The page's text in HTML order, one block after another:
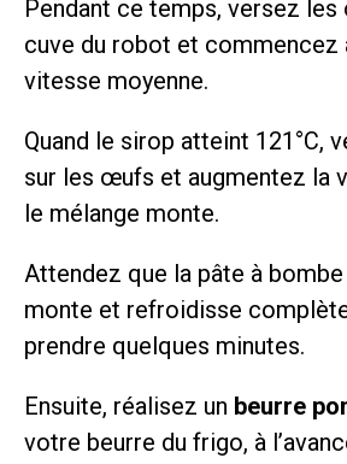
Pendant ce temps, versez
cuve du robot et commencez
vitesse moyenne.
Quand le sirop atteint 121°C,
sur les œufs et augmentez la
le mélange monte.
Attendez que la pâte à
monte et refroidisse
prendre quelques minutes.
Ensuite, réalisez un beurre
votre beurre du frigo, à